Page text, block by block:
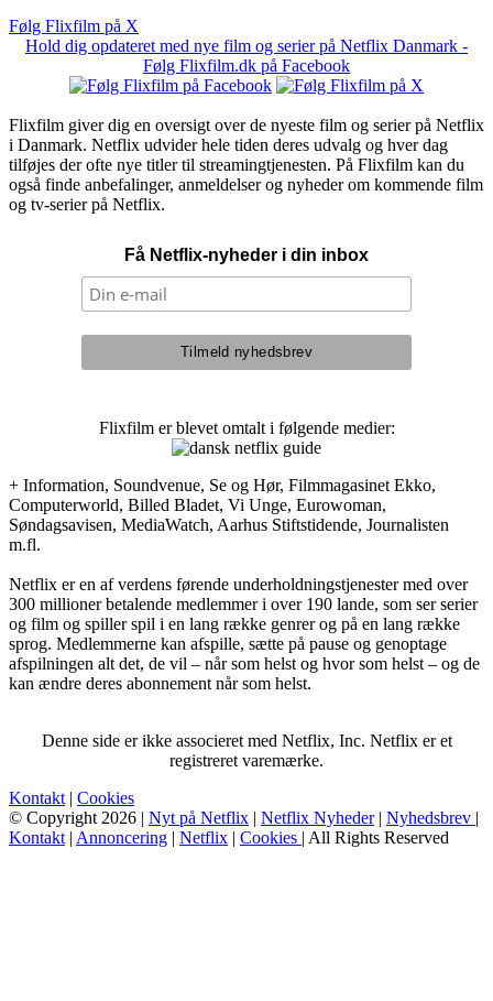
Følg Flixfilm på X
Hold dig opdateret med nye film og serier på Netflix Danmark -
Følg Flixfilm.dk på Facebook
Flixfilm giver dig en oversigt over de nyeste film og serier på Netflix
i Danmark. Netflix udvider hele tiden deres udvalg og hver dag
tilføjes der ofte nye titler til streamingtjenesten. På Flixfilm kan du
også finde anbefalinger, anmeldelser og nyheder om kommende film
og tv-serier på Netflix.
Få Netflix-nyheder i din inbox
Flixfilm er blevet omtalt i følgende medier:
+ Information, Soundvenue, Se og Hør, Filmmagasinet Ekko,
Computerworld, Billed Bladet, Vi Unge, Eurowoman,
Søndagsavisen, MediaWatch, Aarhus Stiftstidende, Journalisten
m.fl.
Netflix er en af verdens førende underholdningstjenester med over
300 millioner betalende medlemmer i over 190 lande, som ser serier
og film og spiller spil i en lang række genrer og på en lang række
sprog. Medlemmerne kan afspille, sætte på pause og genoptage
afspilningen alt det, de vil – når som helst og hvor som helst – og de
kan ændre deres abonnement når som helst.
Denne side er ikke associeret med Netflix, Inc. Netflix er et
registreret varemærke.
Kontakt | Cookies
© Copyright 2026 | Nyt på Netflix | Netflix Nyheder| Nyhedsbrev |
Kontakt | Annoncering | Netflix | Cookies | All Rights Reserved